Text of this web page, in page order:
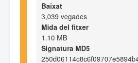
Baixat
3,039 vegades
Mida del fitxer
1.10 MB
Signatura MD5